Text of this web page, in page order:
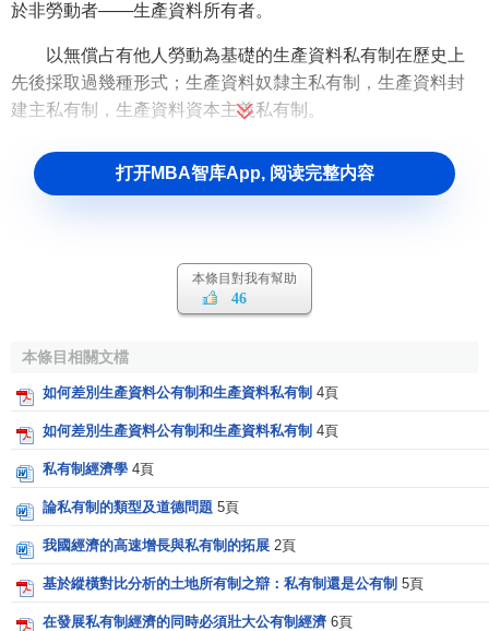
於非勞動者——生產資料所有者。
以無償占有他人勞動為基礎的生產資料私有制在歷史上
先後採取過幾種形式；生產資料奴隸主私有制，生產資料封
建主私有制，生產資料資本主義私有制。
這幾種生產資料私有制的共同特點是生產資料歸私人所
有，勞動成果被生產資料所有者無償占有。這幾種生產資料
打开MBA智库App, 阅读完整内容
本條目對我有幫助
46
本條目相關文檔
如何差別生產資料公有制和生產資料私有制 4頁
如何差別生產資料公有制和生產資料私有制 4頁
私有制經濟學 4頁
論私有制的類型及道德問題 5頁
我國經濟的高速增長與私有制的拓展 2頁
基於縱橫對比分析的土地所有制之辯：私有制還是公有制 5頁
在發展私有制經濟的同時必須壯大公有制經濟 6頁